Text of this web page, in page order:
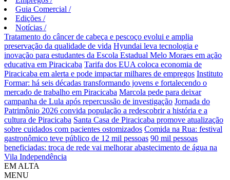
Guia Comercial /
Edições /
Notícias /
Tratamento do câncer de cabeça e pescoço evolui e amplia
preservação da qualidade de vida Hyundai leva tecnologia e
inovação para estudantes da Escola Estadual Melo Moraes em ação
educativa em Piracicaba Tarifa dos EUA coloca economia de
Piracicaba em alerta e pode impactar milhares de empregos Instituto
Formar: há seis décadas transformando jovens e fortalecendo o
mercado de trabalho em Piracicaba Marcola pede para deixar
campanha de Lula após repercussão de investigação Jornada do
Patrimônio 2026 convida população a redescobrir a história e a
cultura de Piracicaba Santa Casa de Piracicaba promove atualização
sobre cuidados com pacientes ostomizados Comida na Rua: festival
gastronômico teve público de 12 mil pessoas 90 mil pessoas
beneficiadas: troca de rede vai melhorar abastecimento de água na
Vila Independência
EM ALTA
MENU